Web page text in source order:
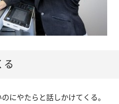
る
にやたらと話しかけてくる。